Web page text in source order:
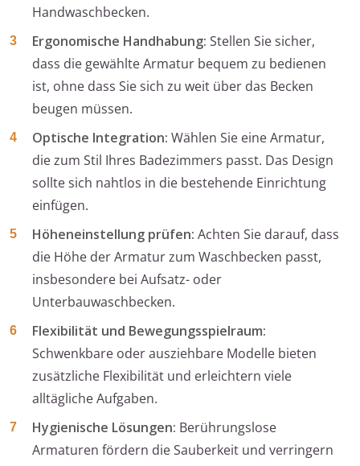
Handwaschbecken.
Ergonomische Handhabung: Stellen Sie sicher,
dass die gewählte Armatur bequem zu bedienen
ist, ohne dass Sie sich zu weit über das Becken
beugen müssen.
Optische Integration: Wählen Sie eine Armatur,
die zum Stil Ihres Badezimmers passt. Das Design
sollte sich nahtlos in die bestehende Einrichtung
einfügen.
Höheneinstellung prüfen: Achten Sie darauf, dass
die Höhe der Armatur zum Waschbecken passt,
insbesondere bei Aufsatz- oder
Unterbauwaschbecken.
Flexibilität und Bewegungsspielraum:
Schwenkbare oder ausziehbare Modelle bieten
zusätzliche Flexibilität und erleichtern viele
alltägliche Aufgaben.
Hygienische Lösungen: Berührungslose
Armaturen fördern die Sauberkeit und verringern